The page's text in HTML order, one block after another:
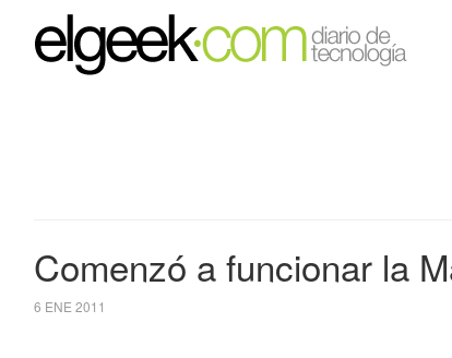
Comenzó a funcionar la
6 ENE 2011